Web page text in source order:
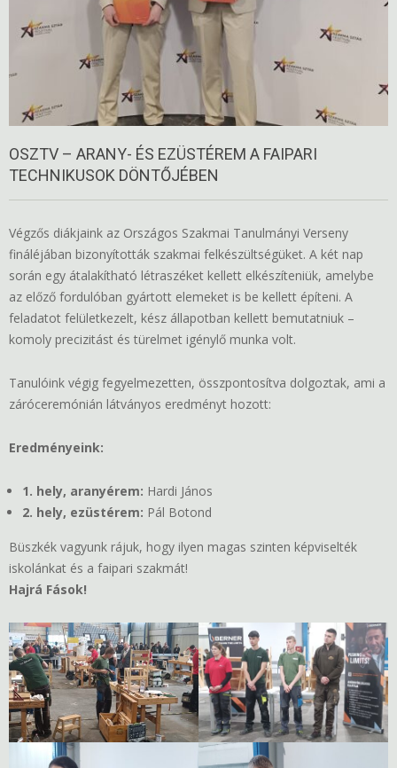
OSZTV – ARANY- ÉS EZÜSTÉREM A FAIPARI
TECHNIKUSOK DÖNTŐJÉBEN
Végzős diákjaink az Országos Szakmai Tanulmányi Verseny
fináléjában bizonyították szakmai felkészültségüket. A két nap
során egy átalakítható létraszéket kellett elkészíteniük, amelybe
az előző fordulóban gyártott elemeket is be kellett építeni. A
feladatot felületkezelt, kész állapotban kellett bemutatniuk –
komoly precizitást és türelmet igénylő munka volt.
Tanulóink végig fegyelmezetten, összpontosítva dolgoztak, ami a
záróceremónián látványos eredményt hozott:
Eredményeink:
1. hely, aranyérem: Hardi János
2. hely, ezüstérem: Pál Botond
Büszkék vagyunk rájuk, hogy ilyen magas szinten képviselték
iskolánkat és a faipari szakmát!
Hajrá Fások!